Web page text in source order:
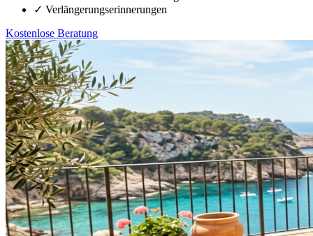
✓ Verlängerungserinnerungen
Kostenlose Beratung